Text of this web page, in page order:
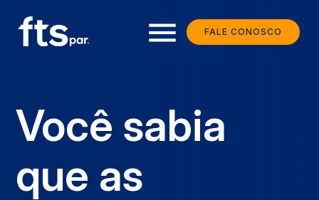
FALE CONOSCO
menu
Você sabia
que as